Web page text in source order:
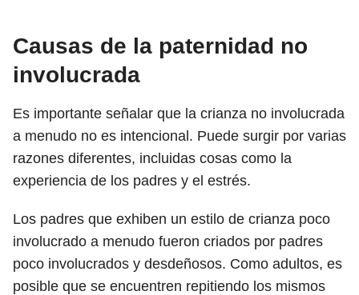
Causas de la paternidad no
involucrada
Es importante señalar que la crianza no involucrada
a menudo no es intencional. Puede surgir por varias
razones diferentes, incluidas cosas como la
experiencia de los padres y el estrés.
Los padres que exhiben un estilo de crianza poco
involucrado a menudo fueron criados por padres
poco involucrados y desdeñosos. Como adultos, es
posible que se encuentren repitiendo los mismos